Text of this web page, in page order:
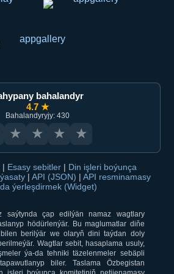
bahalandyr
4.7 ★
Bahalandyryjy: 430
★ ★ ★ ★
| Esasy sebitler | Din işleri boýunça
| API (JSON) | API resminamasy
ýerleşdirmek (Widget)
saýtynda çap edilýän namaz wagtlary
hödürlenýär. Bu maglumatlar diňe
berilýär we olaryň dini taýdan doly
Wagtlar sebit, hasaplama usuly,
ýa-da tehniki täzelenmeler sebäpli
biler. Taslama Özbegistan